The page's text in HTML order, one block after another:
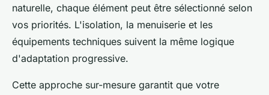
naturelle, chaque élément peut être sélectionné selon
vos priorités. L'isolation, la menuiserie et les
équipements techniques suivent la même logique
d'adaptation progressive.
Cette approche sur-mesure garantit que votre